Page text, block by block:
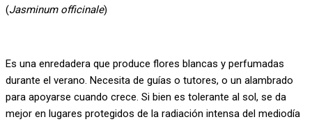
(Jasminum officinale)
Es una enredadera que produce flores blancas y perfumadas
durante el verano. Necesita de guías o tutores, o un alambrado
para apoyarse cuando crece. Si bien es tolerante al sol, se da
mejor en lugares protegidos de la radiación intensa del mediodía